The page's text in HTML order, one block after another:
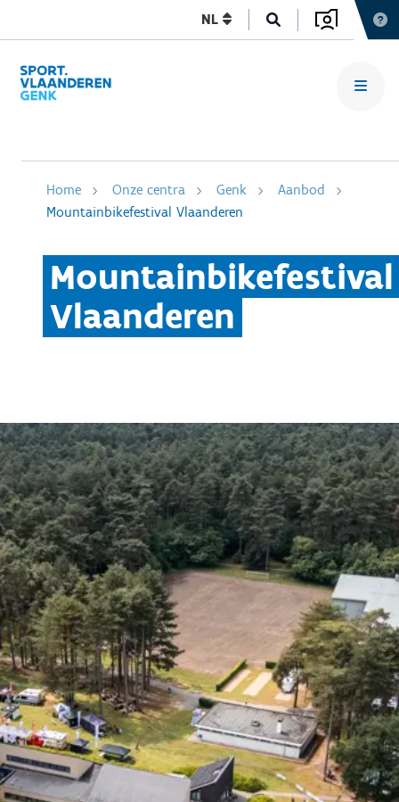
NL
Home Onze centra Genk
Aanbod
Mountainbikefestival Vlaanderen
Mountainbikefestival
Vlaanderen